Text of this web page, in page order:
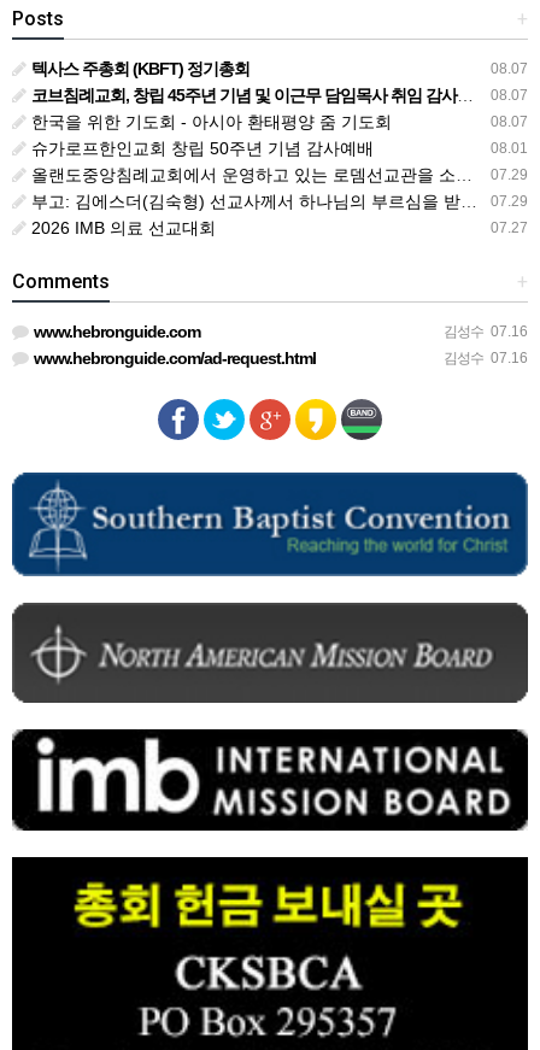
+
Posts
08.07
텍사스 주총회 (KBFT) 정기총회
08.07
코브침례교회, 창립 45주년 기념 및 이근무 담임목사 취임 감사예배 드려
08.07
한국을 위한 기도회 - 아시아 환태평양 줌 기도회
08.01
슈가로프한인교회 창립 50주년 기념 감사예배
07.29
올랜도중앙침례교회에서 운영하고 있는 로뎀선교관을 소개해 드립니다
07.29
부고: 김에스더(김숙형) 선교사께서 하나님의 부르심을 받았습니다.
07.27
2026 IMB 의료 선교대회
+
Comments
김성수 07.16
www.hebronguide.com
김성수 07.16
www.hebronguide.com/ad-request.html